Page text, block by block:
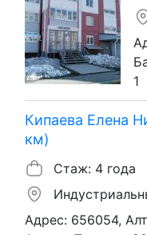
1
Кипаева Елена
км)
Стаж: 4 года
Адрес: 656054,